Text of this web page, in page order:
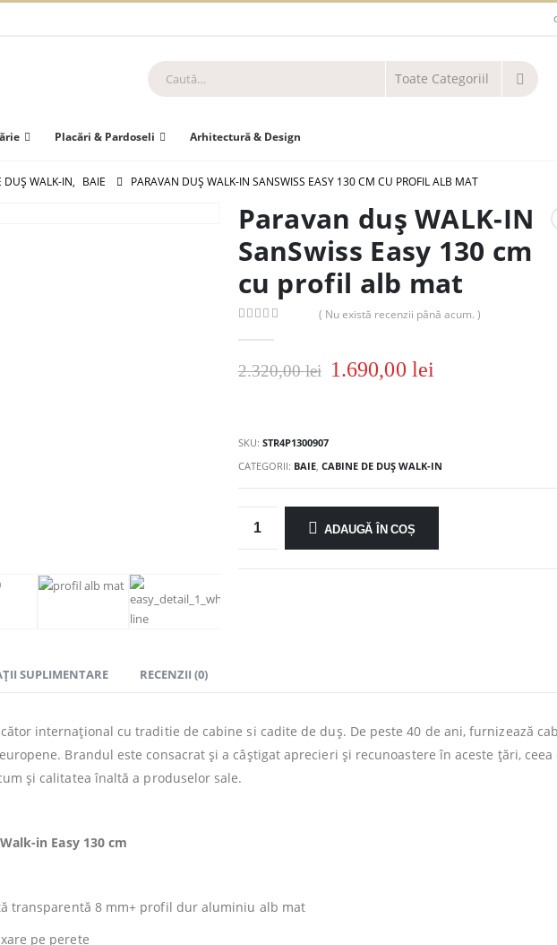
Placări & Pardoseli Arhitectură & Design
DUȘ WALK-IN, BAIE PARAVAN DUȘ WALK-IN SANSWISS EASY 130 CM CU PROFIL ALB MAT
Paravan duș WALK-IN
SanSwiss Easy 130 cm
cu profil alb mat
( Nu există recenzii până acum. )
2.320,00lei 1.690,00 lei
SKU: STR4P1300907
CATEGORII: BAIE, CABINE DE DUȘ WALK-IN
ADAUGĂ ÎN COȘ
SUPLIMENTARE RECENZII (0)
internațional cu traditie de cabine si cadite de duș. De peste 40 de ani, furnizează
Brandul este consacrat și a câștigat aprecieri și recunoastere în aceste țări, ceea
și calitatea înaltă a produselor sale.
-in Easy 130 cm
transparentă 8 mm+ profil dur aluminiu alb mat
pe perete